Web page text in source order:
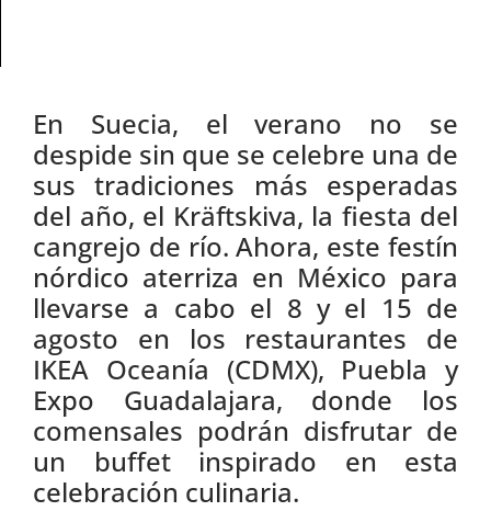
En Suecia, el verano no se
despide sin que se celebre una de
sus tradiciones más esperadas
del año, el Kräftskiva, la fiesta del
cangrejo de río. Ahora, este festín
nórdico aterriza en México para
llevarse a cabo el 8 y el 15 de
agosto en los restaurantes de
IKEA Oceanía (CDMX), Puebla y
Expo Guadalajara, donde los
comensales podrán disfrutar de
un buffet inspirado en esta
celebración culinaria.